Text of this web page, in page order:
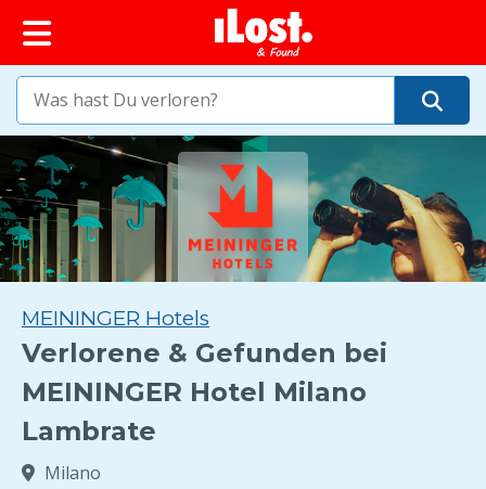
springen
MEININGER Hotels
Verlorene & Gefunden bei
MEININGER Hotel Milano
Lambrate
Milano